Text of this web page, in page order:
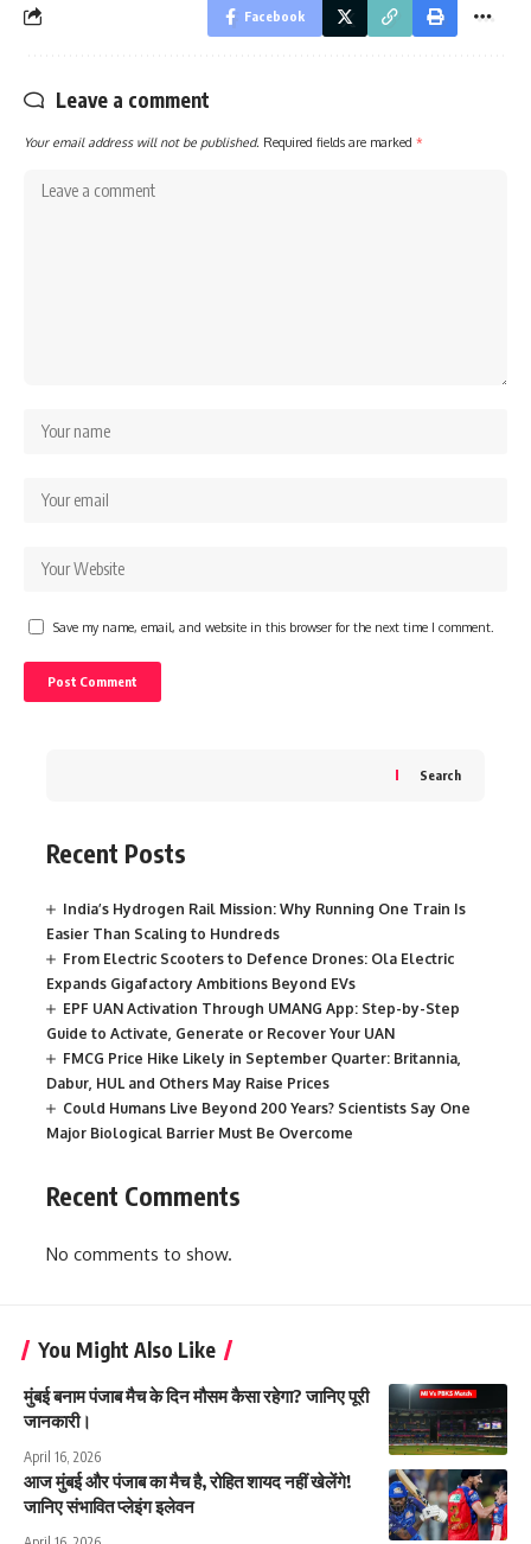
Facebook
Leave a comment
Your email address will not be published. Required fields are marked *
Save my name, email, and website in this browser for the next time I comment.
Search
Recent Posts
India’s Hydrogen Rail Mission: Why Running One Train Is
Easier Than Scaling to Hundreds
From Electric Scooters to Defence Drones: Ola Electric
Expands Gigafactory Ambitions Beyond EVs
EPF UAN Activation Through UMANG App: Step-by-Step
Guide to Activate, Generate or Recover Your UAN
FMCG Price Hike Likely in September Quarter: Britannia,
Dabur, HUL and Others May Raise Prices
Could Humans Live Beyond 200 Years? Scientists Say One
Major Biological Barrier Must Be Overcome
Recent Comments
No comments to show.
You Might Also Like
मुंबई बनाम पंजाब मैच के दिन मौसम कैसा रहेगा? जानिए पूरी
जानकारी।
April 16, 2026
आज मुंबई और पंजाब का मैच है, रोहित शायद नहीं खेलेंगे!
जानिए संभावित प्लेइंग इलेवन